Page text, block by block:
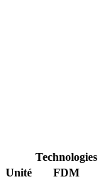
Technologies
Unité
FDM